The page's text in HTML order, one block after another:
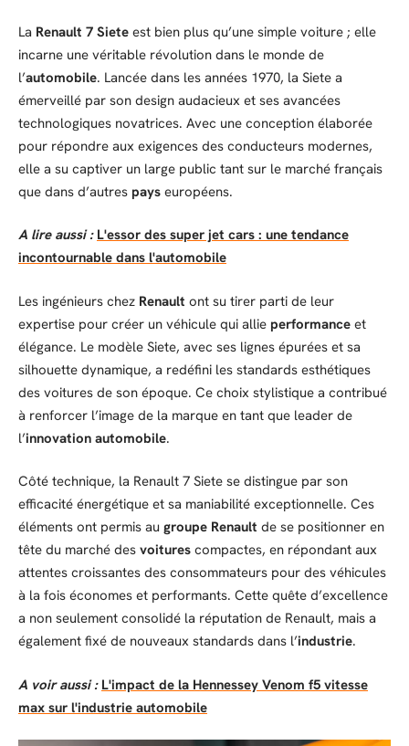
La Renault 7 Siete est bien plus qu’une simple voiture ; elle
incarne une véritable révolution dans le monde de
l’automobile. Lancée dans les années 1970, la Siete a
émerveillé par son design audacieux et ses avancées
technologiques novatrices. Avec une conception élaborée
pour répondre aux exigences des conducteurs modernes,
elle a su captiver un large public tant sur le marché français
que dans d’autres pays européens.
A lire aussi : L'essor des super jet cars : une tendance
incontournable dans l'automobile
Les ingénieurs chez Renault ont su tirer parti de leur
expertise pour créer un véhicule qui allie performance et
élégance. Le modèle Siete, avec ses lignes épurées et sa
silhouette dynamique, a redéfini les standards esthétiques
des voitures de son époque. Ce choix stylistique a contribué
à renforcer l’image de la marque en tant que leader de
l’innovation automobile.
Côté technique, la Renault 7 Siete se distingue par son
efficacité énergétique et sa maniabilité exceptionnelle. Ces
éléments ont permis au groupe Renault de se positionner en
tête du marché des voitures compactes, en répondant aux
attentes croissantes des consommateurs pour des véhicules
à la fois économes et performants. Cette quête d’excellence
a non seulement consolidé la réputation de Renault, mais a
également fixé de nouveaux standards dans l’industrie.
A voir aussi : L'impact de la Hennessey Venom f5 vitesse
max sur l'industrie automobile